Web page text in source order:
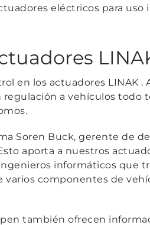
eléctricos para uso
en los actuadores LINAK .
a vehículos todo
Soren Buck, gerente de
aporta a nuestros
informáticos que
componentes de
también ofrecen